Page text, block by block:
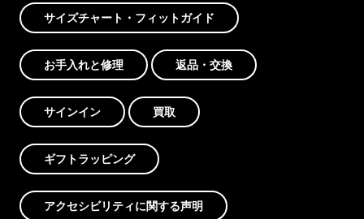
サイズチャート・フィットガイド
お手入れと修理 返品・交換
サインイン 買取
ギフトラッピング
アクセシビリティに関する声明